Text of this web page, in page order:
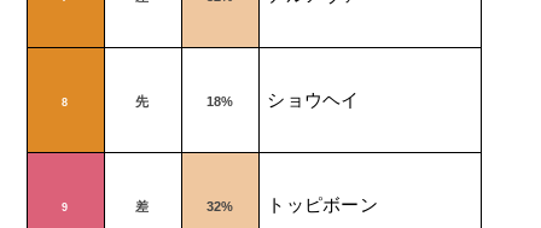
8 先 18% ショウヘイ
9 差 32% トッピボーン